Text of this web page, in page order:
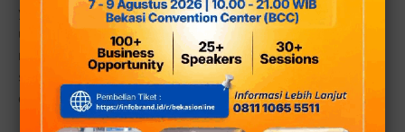
yang Anda miliki sekarang atau amati margin keuntungan
untuk menentukan jenis pelanggan apa yang harus
menjadi fokus Anda. Anda bisa memiliki beberapa pasar
sasaran karena Anda memiliki sejumlah produk atau jasa
dan beberapa jenis kelebihan.